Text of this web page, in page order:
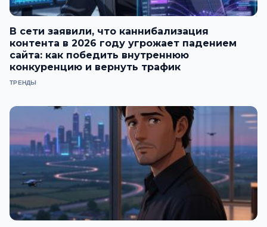
В сети заявили, что каннибализация
контента в 2026 году угрожает падением
сайта: как победить внутреннюю
конкуренцию и вернуть трафик
ТРЕНДЫ